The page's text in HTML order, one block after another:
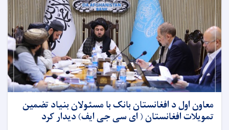
معاون اول د افغانستان بانک با مسئولان بنیاد تضمین
تمویلات افغانستان ( ای سی جی ایف) دیدار کرد